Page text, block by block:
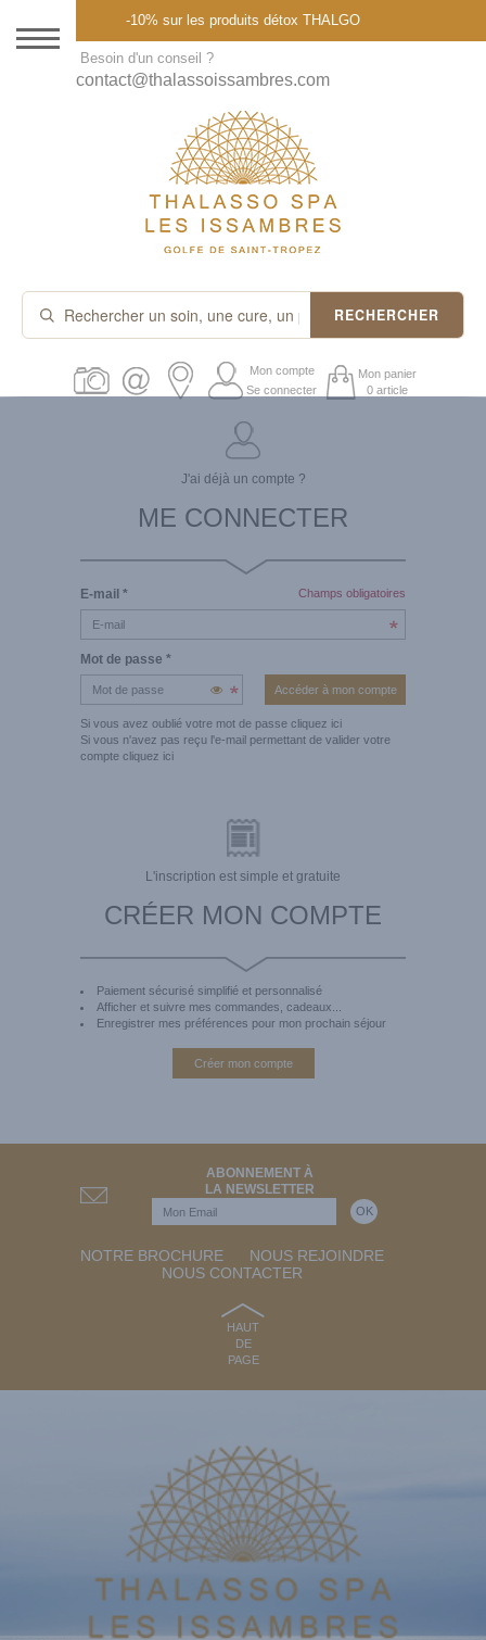
DESTINATION
THALASSO SPA
CURES ET FORFAITS
SOINS À LA CARTE
ABONNEMENTS
PROMOS
-10% sur les produits détox THALGO
Besoin d'un conseil ?
contact@thalassoissambres.com
RECHERCHER
Mon compte
Se connecter
Mon panier
0 article
J'ai déjà un compte ?
ME CONNECTER
Champs obligatoires
E-mail *
Mot de passe *
Si vous avez oublié votre mot de passe cliquez ici
Si vous n'avez pas reçu l'e-mail permettant de valider votre
compte cliquez ici
L'inscription est simple et gratuite
CRÉER MON COMPTE
Paiement sécurisé simplifié et personnalisé
Afficher et suivre mes commandes, cadeaux...
Enregistrer mes préférences pour mon prochain séjour
Créer mon compte
ABONNEMENT À
LA NEWSLETTER
NOTRE BROCHURE
NOUS REJOINDRE
NOUS CONTACTER
HAUT
DE
PAGE